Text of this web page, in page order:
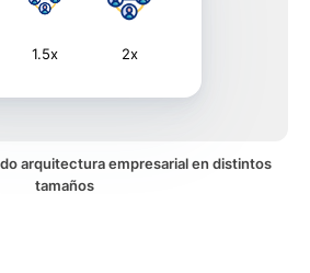
1.5x 2x
arquitectura empresarial en distintos
tamaños